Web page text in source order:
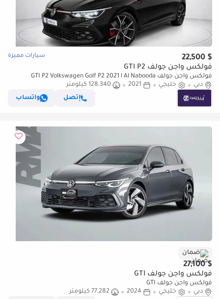
$ 22,500 سيارات مميزة
فولكس واجن جولف GTI P2
فولكس واجن جولف GTI P2 Volkswagen Golf P2 2021 l Al Nabooda
Warranty & Service l AED 1,606 / Monthly
دبي خليجي 2021
128,340 كيلومتر
إتصل
واتساب
ضمان
$ 27,100
فولكس واجن جولف GTI
فولكس واجن جولف GTI
دبي
خليجي 2024 77,282 كيلومتر